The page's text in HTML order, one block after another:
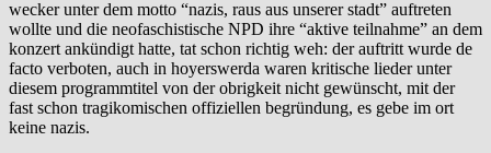
wecker unter dem motto “nazis, raus aus unserer stadt” auftreten
wollte und die neofaschistische NPD ihre “aktive teilnahme” an dem
konzert ankündigt hatte, tat schon richtig weh: der auftritt wurde de
facto verboten, auch in hoyerswerda waren kritische lieder unter
diesem programmtitel von der obrigkeit nicht gewünscht, mit der
fast schon tragikomischen offiziellen begründung, es gebe im ort
keine nazis.